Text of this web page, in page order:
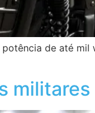
de até mil